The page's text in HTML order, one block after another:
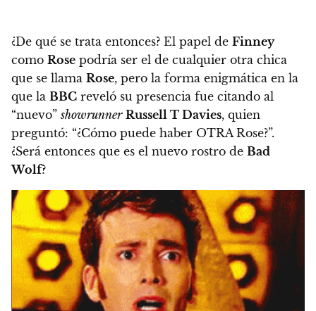
¿De qué se trata entonces? El papel de Finney
como Rose podría ser el de cualquier otra chica
que se llama Rose, pero la forma enigmática en la
que la BBC reveló su presencia fue citando al
“nuevo”showrunner Russell T Davies, quien
preguntó: “¿Cómo puede haber OTRA Rose?”.
¿Será entonces que es el nuevo rostro de Bad
Wolf?